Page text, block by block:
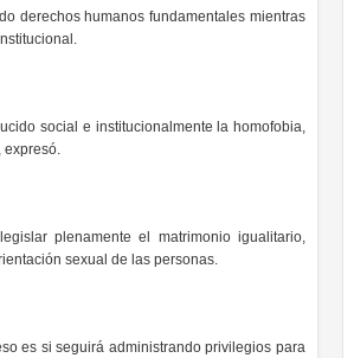
derechos humanos fundamentales mientras
social e institucionalmente la homofobia,
expresó.
plenamente el matrimonio igualitario,
sexual de las personas.
es si seguirá administrando privilegios para